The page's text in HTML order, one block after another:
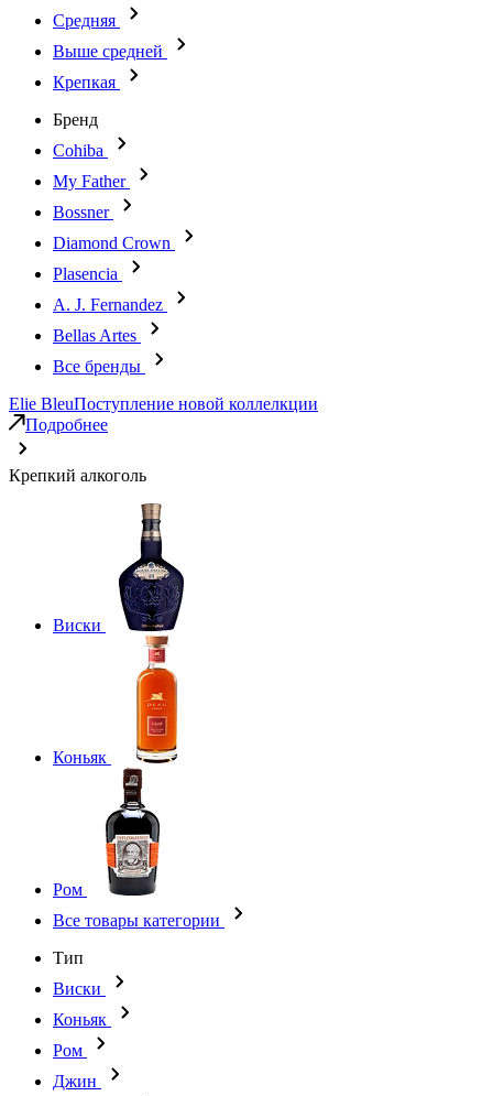
Средняя
Выше средней
Крепкая
Бренд
Cohiba
My Father
Bossner
Diamond Crown
Plasencia
A. J. Fernandez
Bellas Artes
Все бренды
Elie BleuПоступление новой коллелкции
Подробнее
Крепкий алкоголь
Виски
Коньяк
Ром
Все товары категории
Тип
Виски
Коньяк
Ром
Джин